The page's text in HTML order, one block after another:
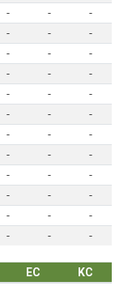
- -
-
- -
-
- -
-
- -
-
- -
-
- -
-
- -
-
- -
-
- -
-
- -
-
- -
-
- - -
EC
KC